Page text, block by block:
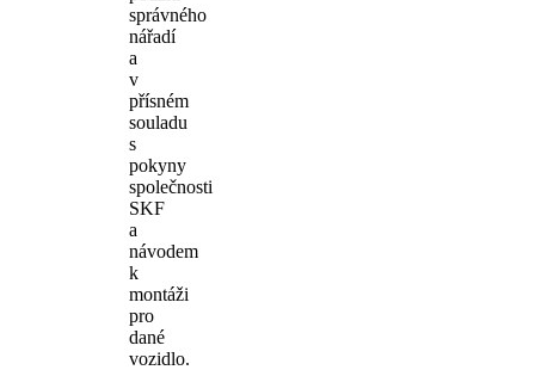
správného
nářadí
a
v
přísném
souladu
s
pokyny
společnosti
SKF
a
návodem
k
montáži
pro
dané
vozidlo.